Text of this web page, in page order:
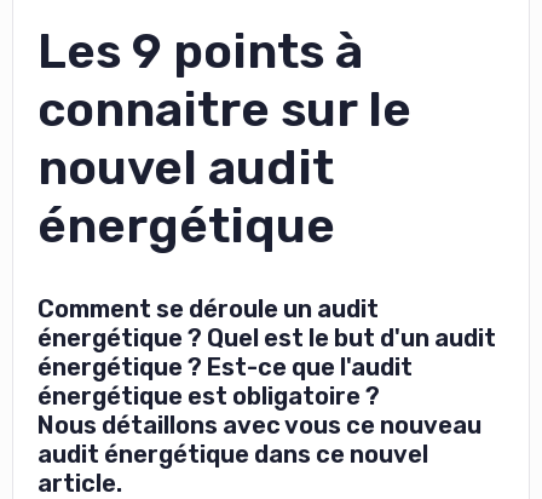
Les 9 points à
connaitre sur le
nouvel audit
énergétique
Comment se déroule un audit
énergétique ? Quel est le but d'un audit
énergétique ? Est-ce que l'audit
énergétique est obligatoire ?
Nous détaillons avec vous ce nouveau
audit énergétique dans ce nouvel
article.